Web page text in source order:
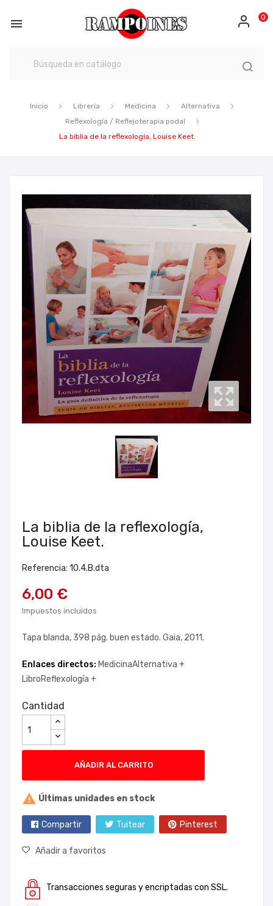
 0
Inicio Librería Medicina
Alternativa
Reflexología / Reflejoterapia podal
La biblia de la reflexología, Louise Keet.
La biblia de la reflexología,
Louise Keet.
Referencia: 10.4.B.dta
6,00 €
Impuestos incluidos
Tapa blanda, 398 pág. buen estado. Gaia, 2011.
Enlaces directos: MedicinaAlternativa +
LibroReflexología +
Cantidad
AÑADIR AL CARRITO
 Últimas unidades en stock
Compartir Tuitear Pinterest
Añadir a favoritos
Transacciones seguras y encriptadas con SSL.